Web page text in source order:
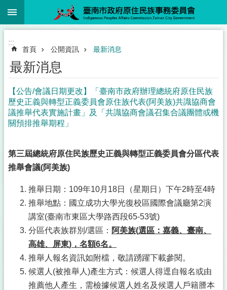
跳到主要內容區塊
:::
首頁 公開資訊 最新消息
最新消息
【公告/會議日期更改】「臺南市政府辦理總統府原住民族
歷史正義與轉型正義委員會原住族代表(阿美族)共識協商會
議推舉代表實施計畫」及「共識協商會議召集合議團體或機
關預排推舉期程」
第三屆總統府原住民族歷史正義與轉型正義委員會分區代表
推舉會議(阿美族)
推舉日期：109年10月18日（星期日）下午2時至4時
推舉地點：國立成功大學光復校區國際會議廳第2演
講室(臺南市東區大學路西段65-53號)
分區代表族群別/選區： 阿美族(選區：嘉義、臺南、
高雄、屏東)，名額6名。
推舉人報名資訊如附檔，敬請踴躍下載參閱。
候選人(被推舉人)產生方式：候選人得逕自報名或由
推薦他人產生，需檢據候選人姓名及候選人戶籍謄本